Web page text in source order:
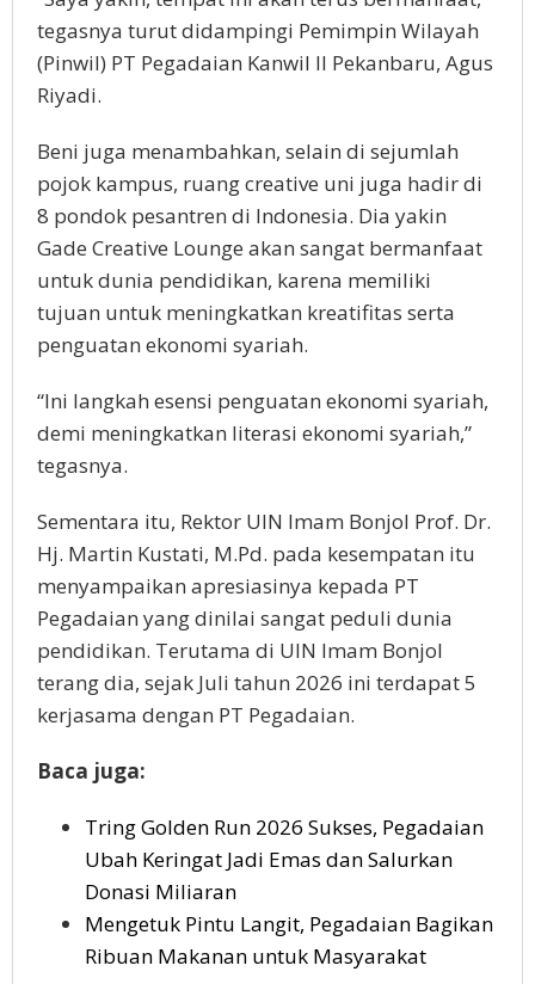
tegasnya turut didampingi Pemimpin Wilayah
(Pinwil) PT Pegadaian Kanwil II Pekanbaru, Agus
Riyadi.
Beni juga menambahkan, selain di sejumlah
pojok kampus, ruang creative uni juga hadir di
8 pondok pesantren di Indonesia. Dia yakin
Gade Creative Lounge akan sangat bermanfaat
untuk dunia pendidikan, karena memiliki
tujuan untuk meningkatkan kreatifitas serta
penguatan ekonomi syariah.
“Ini langkah esensi penguatan ekonomi syariah,
demi meningkatkan literasi ekonomi syariah,”
tegasnya.
Sementara itu, Rektor UIN Imam Bonjol Prof. Dr.
Hj. Martin Kustati, M.Pd. pada kesempatan itu
menyampaikan apresiasinya kepada PT
Pegadaian yang dinilai sangat peduli dunia
pendidikan. Terutama di UIN Imam Bonjol
terang dia, sejak Juli tahun 2026 ini terdapat 5
kerjasama dengan PT Pegadaian.
Baca juga:
Tring Golden Run 2026 Sukses, Pegadaian
Ubah Keringat Jadi Emas dan Salurkan
Donasi Miliaran
Mengetuk Pintu Langit, Pegadaian Bagikan
Ribuan Makanan untuk Masyarakat